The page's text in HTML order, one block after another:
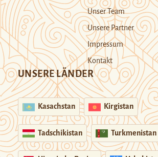
Unser Team
Unsere Partner
Impressum
Kontakt
UNSERE LÄNDER
Kasachstan Kirgistan
Tadschikistan Turkmenistan